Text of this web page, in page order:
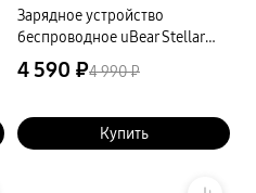
Зарядное устройство
беспроводное uBear Stellar
для Samsung, 15Вт,
серебристый
4 590 ₽4 990 ₽
Купить